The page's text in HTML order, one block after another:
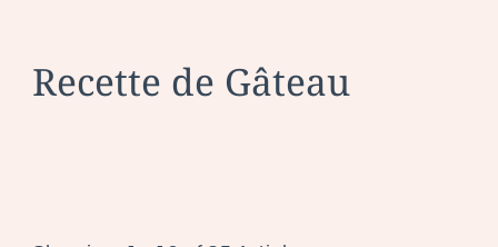
Recette de Gâteau